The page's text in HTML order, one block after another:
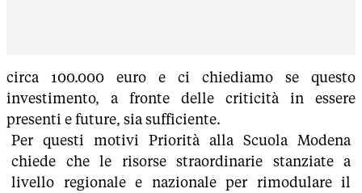
circa 100.000 euro e ci chiediamo se questo
investimento, a fronte delle criticità in essere
presenti e future, sia sufficiente.
Per questi motivi Priorità alla Scuola Modena
chiede che le risorse straordinarie stanziate a
livello regionale e nazionale per rimodulare il